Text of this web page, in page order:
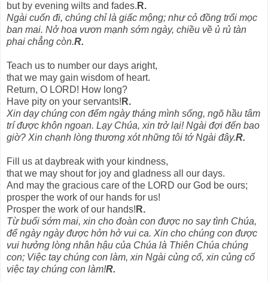
but by evening wilts and fades. R.
Ngài cuốn đi, chúng chỉ là giấc mộng; như cỏ đồng trổi mọc
ban mai. Nở hoa vươn mạnh sớm ngày, chiều về ủ rủ tàn
phai chẳng còn.R.
Teach us to number our days aright,
that we may gain wisdom of heart.
Return, O LORD! How long?
Have pity on your servants! R.
Xin dạy chúng con đếm ngày tháng mình sống, ngõ hầu tâm
trí được khôn ngoan. Lạy Chúa, xin trở lại! Ngài đợi đến bao
giờ? Xin chạnh lòng thương xót những tôi tớ Ngài đây.R.
Fill us at daybreak with your kindness,
that we may shout for joy and gladness all our days.
And may the gracious care of the LORD our God be ours;
prosper the work of our hands for us!
Prosper the work of our hands! R.
Từ buổi sớm mai, xin cho đoàn con được no say tình Chúa,
để ngày ngày được hởn hở vui ca. Xin cho chúng con được
vui hưởng lòng nhân hậu của Chúa là Thiên Chúa chúng
con; Việc tay chúng con làm, xin Ngài củng cố, xin củng cố
việc tay chúng con làm!R.